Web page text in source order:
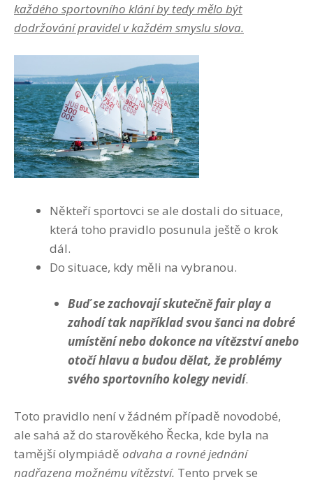
každého sportovního klání by tedy mělo být
dodržování pravidel v každém smyslu slova.
Někteří sportovci se ale dostali do situace,
která toho pravidlo posunula ještě o krok
dál.
Do situace, kdy měli na vybranou.
Buď se zachovají skutečně fair play a
zahodí tak například svou šanci na dobré
umístění nebo dokonce na vítězství anebo
otočí hlavu a budou dělat, že problémy
svého sportovního kolegy nevidí.
Toto pravidlo není v žádném případě novodobé,
ale sahá až do starověkého Řecka, kde byla na
tamější olympiádě odvaha a rovné jednání
nadřazena možnému vítězství. Tento prvek se